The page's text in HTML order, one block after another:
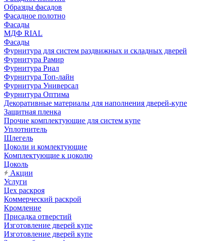
Образцы фасадов
Фасадное полотно
Фасады
МДФ RIAL
Фасады
Фурнитура для систем раздвижных и складных дверей
Фурнитура Рамир
Фурнитура Риал
Фурнитура Топ-лайн
Фурнитура Универсал
Фурнитура Оптима
Декоративные материалы для наполнения дверей-купе
Защитная пленка
Прочие комплектующие для систем купе
Уплотнитель
Шлегель
Цоколи и комлектующие
Комплектующие к цоколю
Цоколь
Акции
Услуги
Цех раскроя
Коммерческий раскрой
Кромление
Присадка отверстий
Изготовление дверей купе
Изготовление дверей купе